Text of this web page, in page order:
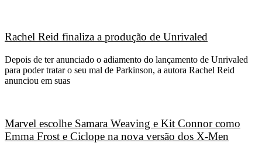
Rachel Reid finaliza a produção de Unrivaled
Depois de ter anunciado o adiamento do lançamento de Unrivaled
para poder tratar o seu mal de Parkinson, a autora Rachel Reid
anunciou em suas
Marvel escolhe Samara Weaving e Kit Connor como
Emma Frost e Ciclope na nova versão dos X-Men